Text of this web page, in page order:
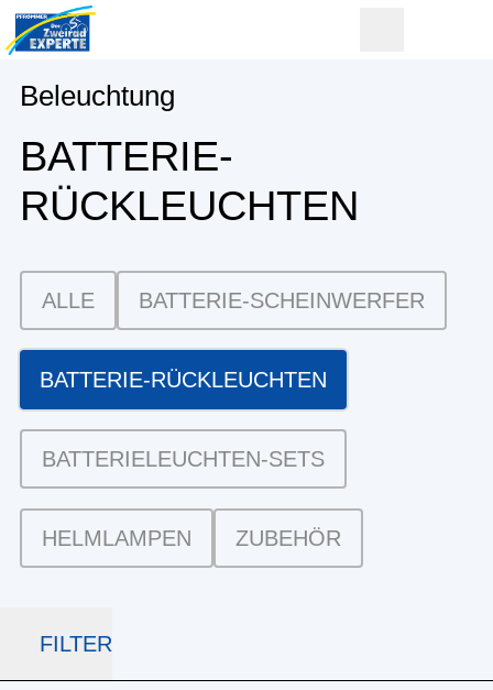
Beleuchtung
BATTERIE-
RÜCKLEUCHTEN
ALLE BATTERIE-SCHEINWERFER
BATTERIE-RÜCKLEUCHTEN
BATTERIELEUCHTEN-SETS
HELMLAMPEN ZUBEHÖR
FILTER